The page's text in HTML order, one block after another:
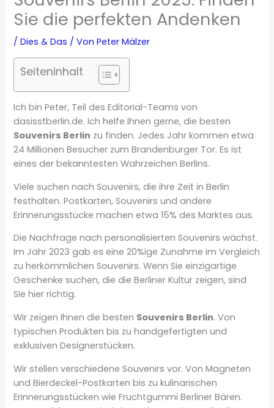
Sie die perfekten Andenken
/Dies & Das / VonPeter Mälzer
Seiteninhalt
Ich bin Peter, Teil des Editorial-Teams von
dasisstberlin.de. Ich helfe Ihnen gerne, die besten
Souvenirs Berlin zu finden. Jedes Jahr kommen etwa
24 Millionen Besucher zum Brandenburger Tor. Es ist
eines der bekanntesten Wahrzeichen Berlins.
Viele suchen nach Souvenirs, die ihre Zeit in Berlin
festhalten. Postkarten, Souvenirs und andere
Erinnerungsstücke machen etwa 15% des Marktes aus.
Die Nachfrage nach personalisierten Souvenirs wächst.
Im Jahr 2023 gab es eine 20%ige Zunahme im Vergleich
zu herkömmlichen Souvenirs. Wenn Sie einzigartige
Geschenke suchen, die die Berliner Kultur zeigen, sind
Sie hier richtig.
Wir zeigen Ihnen die besten Souvenirs Berlin. Von
typischen Produkten bis zu handgefertigten und
exklusiven Designerstücken.
Wir stellen verschiedene Souvenirs vor. Von Magneten
und Bierdeckel-Postkarten bis zu kulinarischen
Erinnerungsstücken wie Fruchtgummi Berliner Bären.